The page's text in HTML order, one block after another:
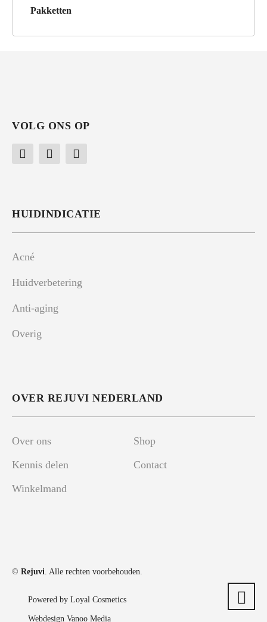
Pakketten
VOLG ONS OP
HUIDINDICATIE
Acné
Huidverbetering
Anti-aging
Overig
OVER REJUVI NEDERLAND
Over ons
Shop
Kennis delen
Contact
Winkelmand
© Rejuvi. Alle rechten voorbehouden.
Powered by Loyal Cosmetics
Webdesign Vanoo Media